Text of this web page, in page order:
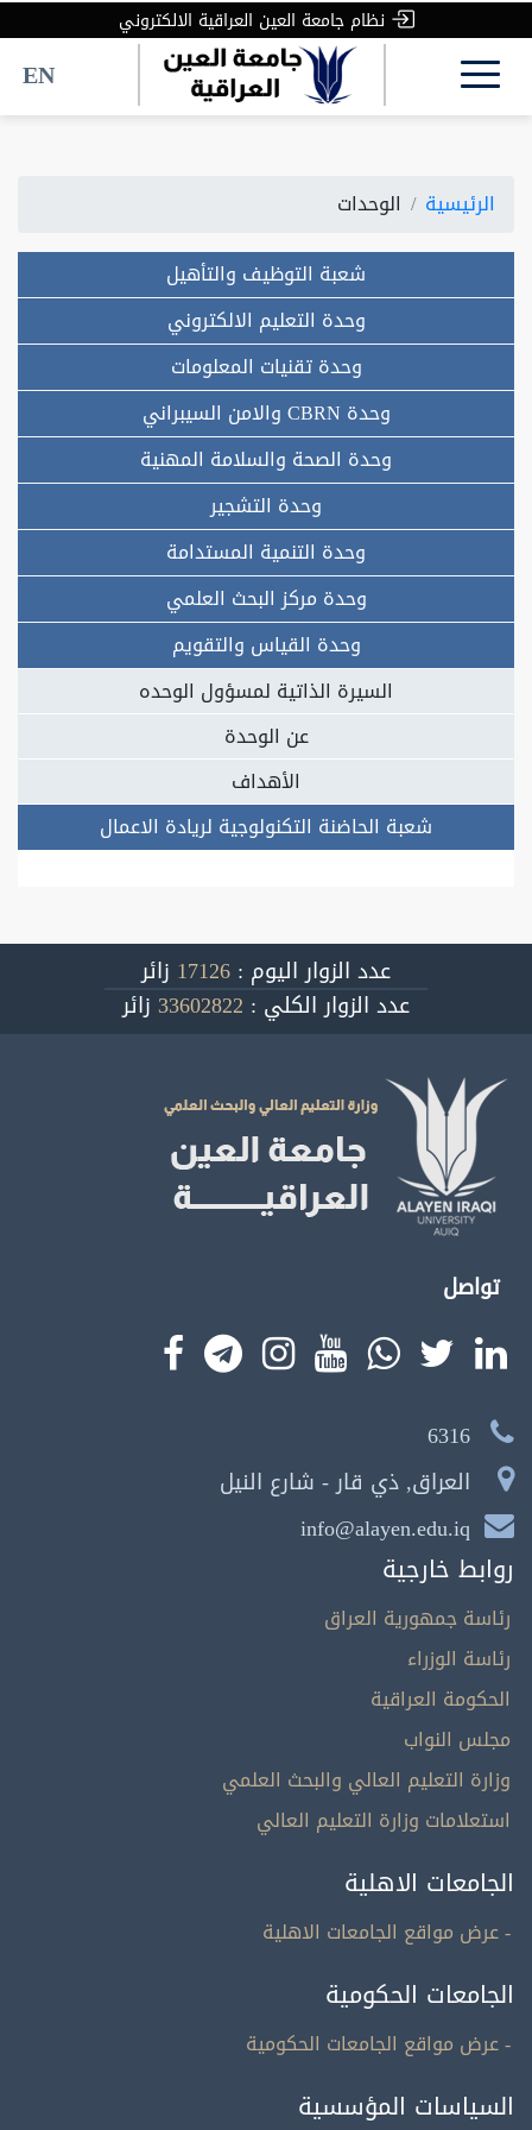
نظام جامعة العين العراقية الالكتروني
EN
الرئيسية
الوحدات
شعبة التوظيف والتأهيل
وحدة التعليم الالكتروني
وحدة تقنيات المعلومات
وحدة CBRN والامن السيبراني
وحدة الصحة والسلامة المهنية
وحدة التشجير
وحدة التنمية المستدامة
وحدة مركز البحث العلمي
وحدة القياس والتقويم
السيرة الذاتية لمسؤول الوحده
عن الوحدة
الأهداف
شعبة الحاضنة التكنولوجية لريادة الاعمال
عدد الزوار اليوم : 17126 زائر
عدد الزوار الكلي : 33602822 زائر
تواصل
6316
العراق, ذي قار - شارع النيل
info@alayen.edu.iq
روابط خارجية
رئاسة جمهورية العراق
رئاسة الوزراء
الحكومة العراقية
مجلس النواب
وزارة التعليم العالي والبحث العلمي
استعلامات وزارة التعليم العالي
الجامعات الاهلية
- عرض مواقع الجامعات الاهلية
الجامعات الحكومية
- عرض مواقع الجامعات الحكومية
السياسات المؤسسية